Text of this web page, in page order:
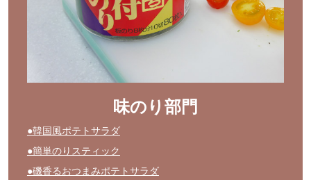
味のり部門
●韓国風ポテトサラダ
●簡単のりスティック
●磯香るおつまみポテトサラダ